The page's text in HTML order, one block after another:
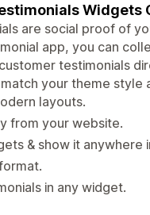
Widgets
are social proof of
app, you can
testimonials
your theme style
layouts.
from your website.
& show it anywhere
in any widget.